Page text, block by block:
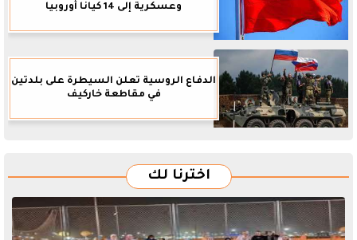
وعسكرية إلى 14 كيانا أوروبيا
الدفاع الروسية تعلن السيطرة على بلدتين
في مقاطعة خاركيف
اخترنا لك